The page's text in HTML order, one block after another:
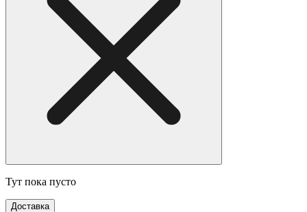
Тут пока пусто
Доставка